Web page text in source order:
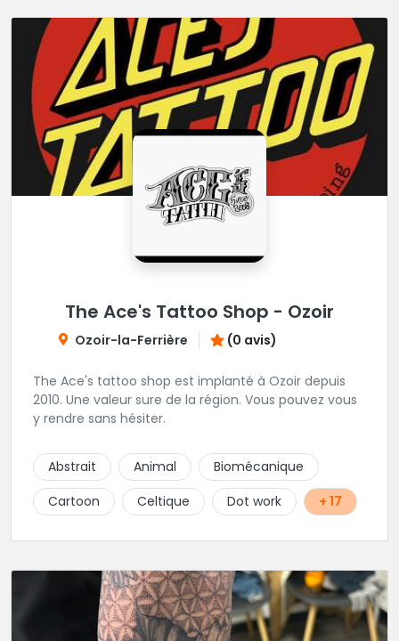
The Ace's Tattoo Shop - Ozoir
Ozoir-la-Ferrière (0 avis)
The Ace's tattoo shop est implanté à Ozoir depuis
2010. Une valeur sure de la région. Vous pouvez vous
y rendre sans hésiter.
Abstrait Animal
Biomécanique
Cartoon
Celtique Dot work + 17